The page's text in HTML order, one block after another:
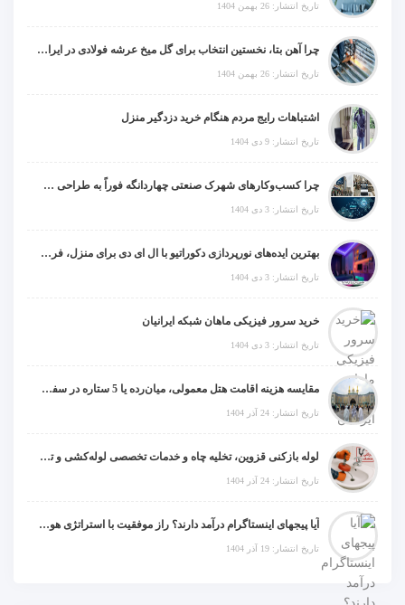
تاریخ انتشار: 26 بهمن 1404
چرا آهن بتا، نخستین انتخاب برای گل میخ عرشه فولادی در ایران است؟
تاریخ انتشار: 26 بهمن 1404
اشتباهات رایج مردم هنگام خرید دزدگیر منزل
تاریخ انتشار: 9 دی 1404
چرا کسب‌وکارهای شهرک صنعتی چهاردانگه فوراً به طراحی سایت نیاز دارند؟
تاریخ انتشار: 3 دی 1404
بهترین ایده‌های نورپردازی دکوراتیو با ال ای دی برای منزل، فروشگاه و دفتر کار
تاریخ انتشار: 3 دی 1404
خرید سرور فیزیکی ماهان شبکه ایرانیان
تاریخ انتشار: 3 دی 1404
مقایسه هزینه اقامت هتل معمولی، میان‌رده یا 5 ستاره در سفر زیارتی عراق
تاریخ انتشار: 24 آذر 1404
لوله بازکنی قزوین، تخلیه چاه و خدمات تخصصی لوله‌کشی و تشخیص ترکیدگی
تاریخ انتشار: 24 آذر 1404
آیا پیجهای اینستاگرام درآمد دارند؟ راز موفقیت با استراتژی هوشمندانه
تاریخ انتشار: 19 آذر 1404